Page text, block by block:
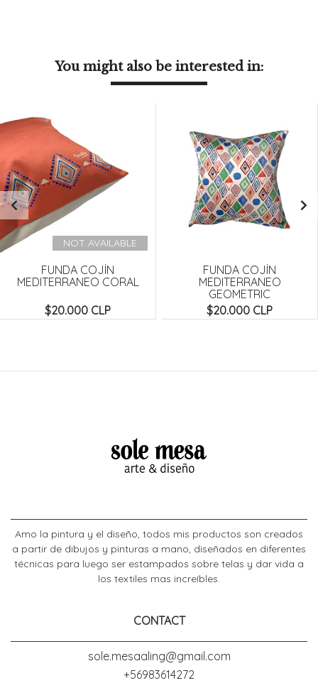
You might also be interested in:
NOT AVAILABLE
FUNDA COJÍN
MEDITERRANEO CORAL
$20.000 CLP
FUNDA COJÍN
MEDITERRANEO
GEOMETRIC
$20.000 CLP
Amo la pintura y el diseño, todos mis productos son creados
a partir de dibujos y pinturas a mano, diseñados en diferentes
técnicas para luego ser estampados sobre telas y dar vida a
los textiles mas increíbles.
CONTACT
sole.mesaaling@gmail.com
+56983614272